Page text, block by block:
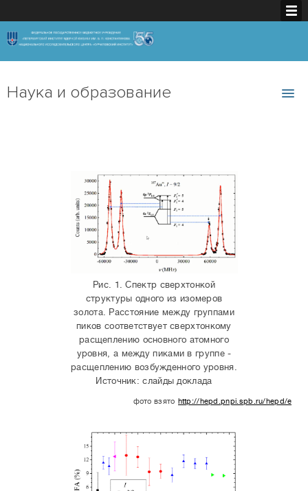
Наука и образование
Рис. 1. Спектр сверхтонкой
структуры одного из изомеров
золота. Расстояние между группами
пиков соответствует сверхтонкому
расщеплению основного атомного
уровня, а между пиками в группе -
расщеплению возбужденного уровня.
Источник: слайды доклада
фото взято http://hepd.pnpi.spb.ru/hepd/